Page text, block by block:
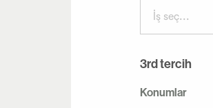
İş seç...
3rd tercih
Konumlar